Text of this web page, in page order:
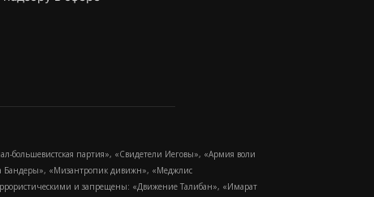
большевистская партия», «Свидетели Иеговы», «Армия воли
Бандеры», «Мизантропик дивижн», «Меджлис
и запрещены: «Движение Талибан», «Имарат